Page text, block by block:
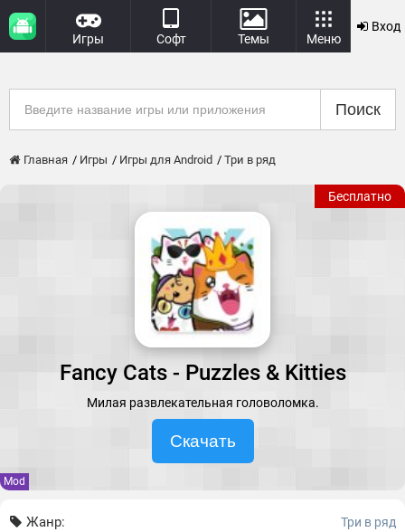
Игры Софт Темы Меню
Вход
Поиск
Главная Игры Игры для Android Три в ряд
Бесплатно
Fancy Cats - Puzzles & Kitties
Милая развлекательная головоломка.
Скачать
Mod
Жанр: Три в ряд